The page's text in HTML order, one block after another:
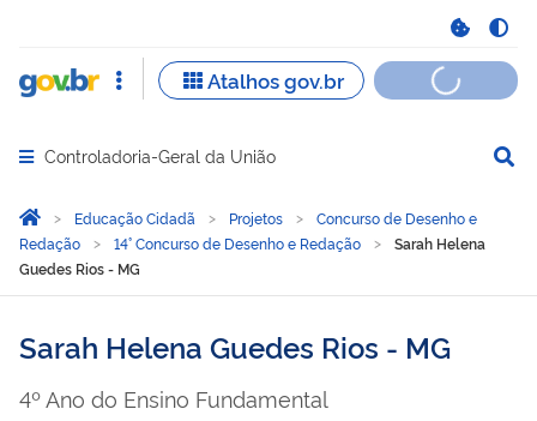
Abrir menu principal de navegação
Controladoria-Geral da União
Você está aqui:
Página Inicial
Educação Cidadã Projetos
Concurso de Desenho e
Redação
14° Concurso de Desenho e Redação
Sarah Helena
Guedes Rios - MG
Sarah Helena Guedes Rios - MG
4º Ano do Ensino Fundamental